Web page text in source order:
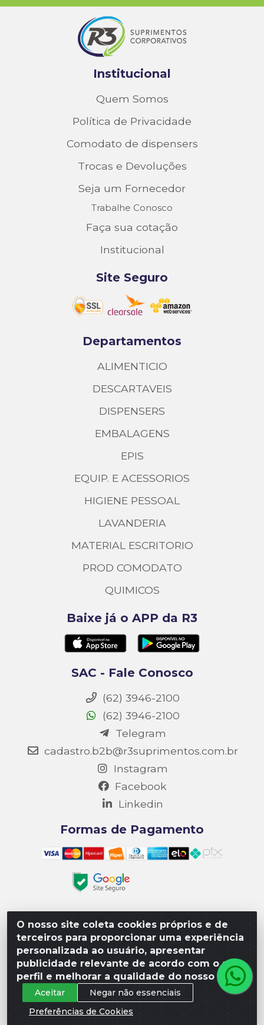
O nosso site coleta cookies próprios e de
terceiros para proporcionar uma experiência
personalizada ao usuário, apresentar
publicidade relevante de acordo com o seu
perfil e melhorar a qualidade do nosso site.
Aceitar
Negar não essenciais
Preferências de Cookies
Institucional
Quem Somos
Política de Privacidade
Comodato de dispensers
Trocas e Devoluções
Seja um Fornecedor
Trabalhe Conosco
Faça sua cotação
Institucional
Site Seguro
Departamentos
ALIMENTICIO
DESCARTAVEIS
DISPENSERS
EMBALAGENS
EPIS
EQUIP. E ACESSORIOS
HIGIENE PESSOAL
LAVANDERIA
MATERIAL ESCRITORIO
PROD COMODATO
QUIMICOS
Baixe já o APP da R3
SAC - Fale Conosco
(62) 3946-2100
(62) 3946-2100
Telegram
cadastro.b2b@r3suprimentos.com.br
Instagram
Facebook
Linkedin
Formas de Pagamento
Matriz R3 Suprimentos - Rua 14, Polo Empresarial Goiás
– Etapa III, Quadra: 15; Lote 04, Aparecida de
Goiânia/GO, CEP 74985-182. - CNPJ 10.641.901/0001-16